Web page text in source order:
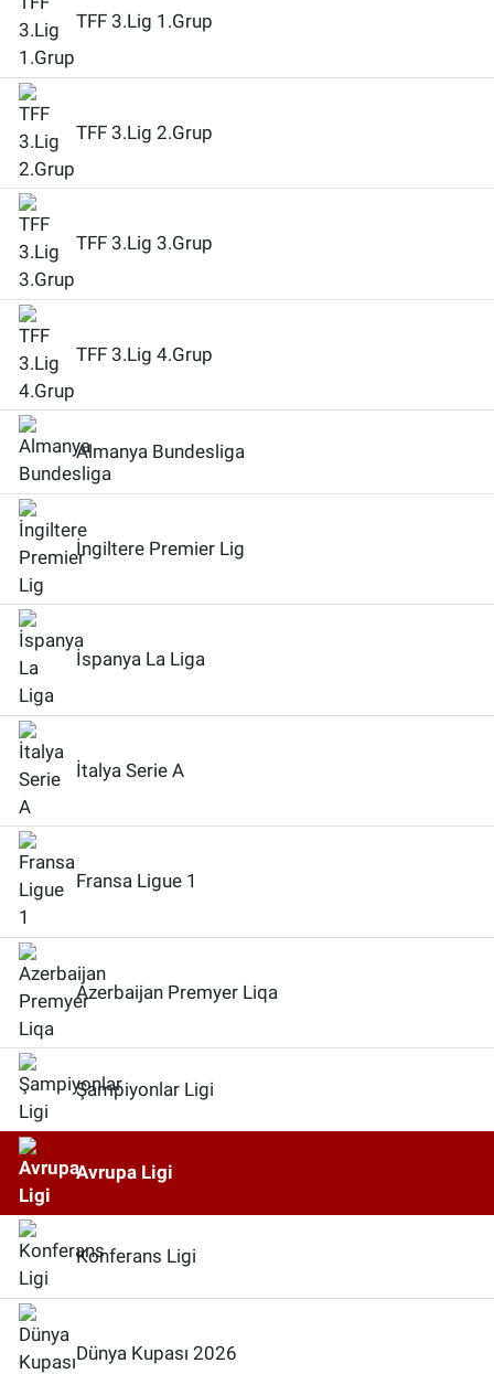
TFF 3.Lig 1.Grup
TFF 3.Lig 2.Grup
TFF 3.Lig 3.Grup
TFF 3.Lig 4.Grup
Almanya Bundesliga
İngiltere Premier Lig
İspanya La Liga
İtalya Serie A
Fransa Ligue 1
Azerbaijan Premyer Liqa
Şampiyonlar Ligi
Avrupa Ligi
Konferans Ligi
Dünya Kupası 2026